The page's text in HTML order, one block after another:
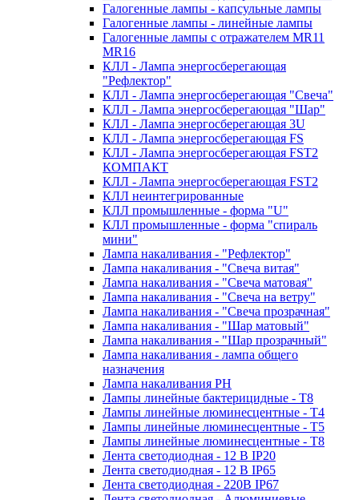
Галогенные лампы - капсульные лампы
Галогенные лампы - линейные лампы
Галогенные лампы с отражателем MR11
MR16
КЛЛ - Лампа энергосберегающая
"Рефлектор"
КЛЛ - Лампа энергосберегающая "Свеча"
КЛЛ - Лампа энергосберегающая "Шар"
КЛЛ - Лампа энергосберегающая 3U
КЛЛ - Лампа энергосберегающая FS
КЛЛ - Лампа энергосберегающая FST2
КОМПАКТ
КЛЛ - Лампа энергосберегающая FSТ2
КЛЛ неинтегрированные
КЛЛ промышленные - форма "U"
КЛЛ промышленные - форма "спираль
мини"
Лампа накаливания - "Рефлектор"
Лампа накаливания - "Свеча витая"
Лампа накаливания - "Свеча матовая"
Лампа накаливания - "Свеча на ветру"
Лампа накаливания - "Свеча прозрачная"
Лампа накаливания - "Шар матовый"
Лампа накаливания - "Шар прозрачный"
Лампа накаливания - лампа общего
назначения
Лампа накаливания РН
Лампы линейные бактерицидные - Т8
Лампы линейные люминесцентные - Т4
Лампы линейные люминесцентные - Т5
Лампы линейные люминесцентные - Т8
Лента светодиодная - 12 В IP20
Лента светодиодная - 12 В IP65
Лента светодиодная - 220В IP67